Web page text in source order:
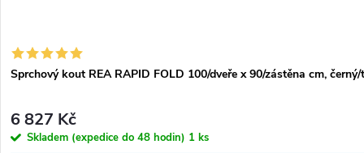
Sprchový kout REA RAPID FOLD 100/dveře x 90/zástěna cm,
6 827 Kč
Skladem (expedice do 48 hodin) 1 ks